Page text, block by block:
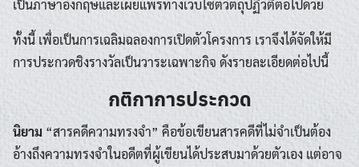
เป็นภาษาอังกฤษและเผยแพร่ทางเว็บไซต์วัตถุปฏิวัติต่อไปด้วย
ทั้งนี้ เพื่อเป็นการเฉลิมฉลองการเปิดตัวโครงการ เราจึงได้จัดให้มี
การประกวดชิงรางวัลเป็นวาระเฉพาะกิจ ดังรายละเอียดต่อไปนี้
กติกาการประกวด
นิยาม “สารคดีความทรงจำ” คือข้อเขียนสารคดีที่ไม่จำเป็นต้อง
อ้างถึงความทรงจำในอดีตที่ผู้เขียนได้ประสบมาด้วยตัวเอง แต่อาจ